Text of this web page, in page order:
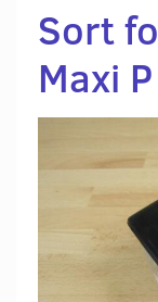
Sort
Maxi